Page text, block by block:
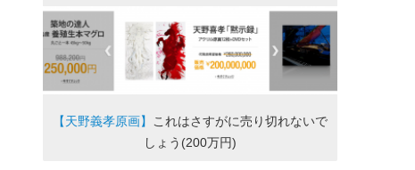
【天野義孝原画】 これはさすがに売り切れないで
しょう(200万円)